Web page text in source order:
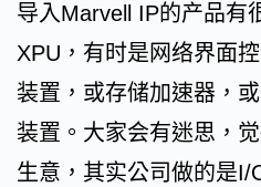
导入Marvell IP的产品有
XPU，有时是网络界面
装置，或存储加速器，
装置。大家会有迷思，
生意，其实公司做的是I/